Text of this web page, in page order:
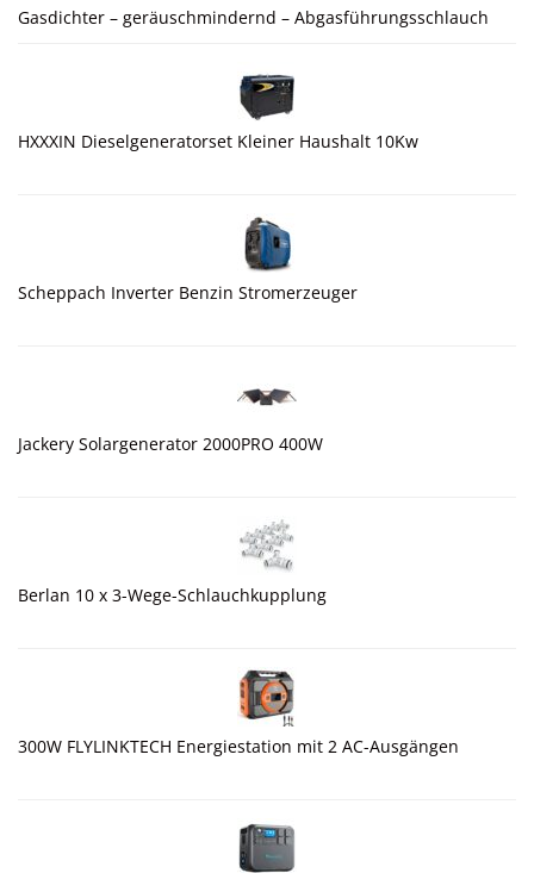
Gasdichter – geräuschmindernd – Abgasführungsschlauch
HXXXIN Dieselgeneratorset Kleiner Haushalt 10Kw
Scheppach Inverter Benzin Stromerzeuger
Jackery Solargenerator 2000PRO 400W
Berlan 10 x 3-Wege-Schlauchkupplung
300W FLYLINKTECH Energiestation mit 2 AC-Ausgängen